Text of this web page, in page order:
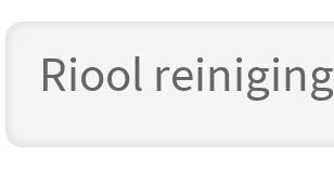
Riool reiniging